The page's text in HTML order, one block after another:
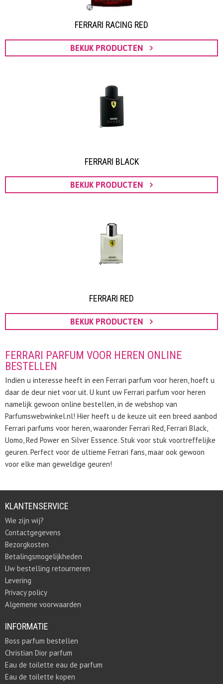
FERRARI RACING RED
BEKIJK PRODUCTEN
FERRARI BLACK
BEKIJK PRODUCTEN
FERRARI RED
BEKIJK PRODUCTEN
FERRARI PARFUM VOOR HEREN ONLINE
BESTELLEN
Indien u interesse heeft in een Ferrari parfum voor heren, hoeft u
daar de deur niet voor uit. U kunt uw Ferrari parfum voor heren
namelijk gewoon online bestellen, in de webshop van
Parfumswebwinkel.nl! Hier heeft u de keuze uit een breed aanbod
Ferrari parfums voor heren, waaronder Ferrari Red, Ferrari Black,
Uomo, Red Power en Silver Essence. Stuk voor stuk voortreffelijke
geuren. Perfect voor de ultieme Ferrari fans, maar ook gewoon
voor elke man geweldige geuren!
KLANTENSERVICE
Wie zijn wij?
Contactgegevens
Bezorgkosten
Betalingsmogelijkheden
Uw bestelling retourneren
Levering
Privacy policy
Algemene voorwaarden
INFORMATIE
Boss parfum bestellen
Christian Dior parfum
Eau de toilette eau de parfum
Eau de toilette kopen